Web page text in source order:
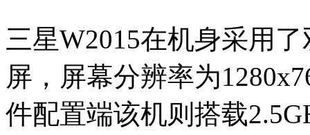
三星W2015在机身采用
屏，屏幕分辨率为
件配置端该机则搭载